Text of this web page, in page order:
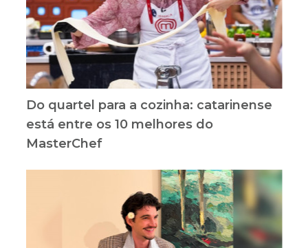
Do quartel para a cozinha: catarinense
está entre os 10 melhores do
MasterChef